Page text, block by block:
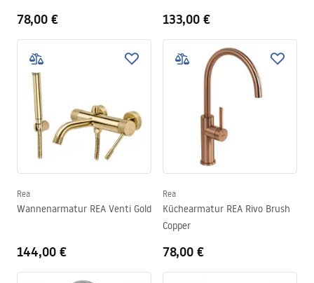
78,00 € 133,00 €
Rea
Wannenarmatur REA Venti Gold
144,00 €
Rea
Küchearmatur REA Rivo Brush
Copper
78,00 €